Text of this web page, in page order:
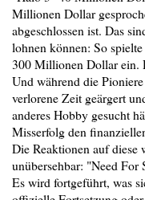
Millionen Dollar
abgeschlossen ist. Das
lohnen können: So
300 Millionen Dollar ein.
Und während die
verlorene Zeit geärgert
anderes Hobby gesucht
Misserfolg den
Die Reaktionen auf diese
unübersehbar: "Need
Es wird fortgeführt, was